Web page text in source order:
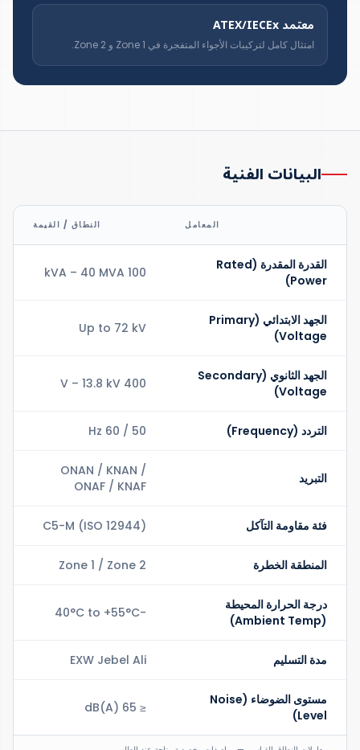
معتمد ATEX/IECEx
امتثال كامل لتركيبات الأجواء المتفجرة في Zone 1 و Zone 2.
البيانات الفنية
المعامل النطاق / القيمة
القدرة المقدرة (Rated
Power)
100 kVA – 40 MVA
الجهد الابتدائي (Primary
Voltage)
Up to 72 kV
الجهد الثانوي (Secondary
Voltage)
400 V – 13.8 kV
التردد (Frequency) 50 / 60 Hz
التبريد
ONAN / KNAN /
ONAF / KNAF
فئة مقاومة التآكل C5-M (ISO 12944)
المنطقة الخطرة Zone 1 / Zone 2
درجة الحرارة المحيطة
(Ambient Temp)
-40°C to +55°C
مدة التسليم EXW Jebel Ali
مستوى الضوضاء (Noise
Level)
≤ 65 dB(A)